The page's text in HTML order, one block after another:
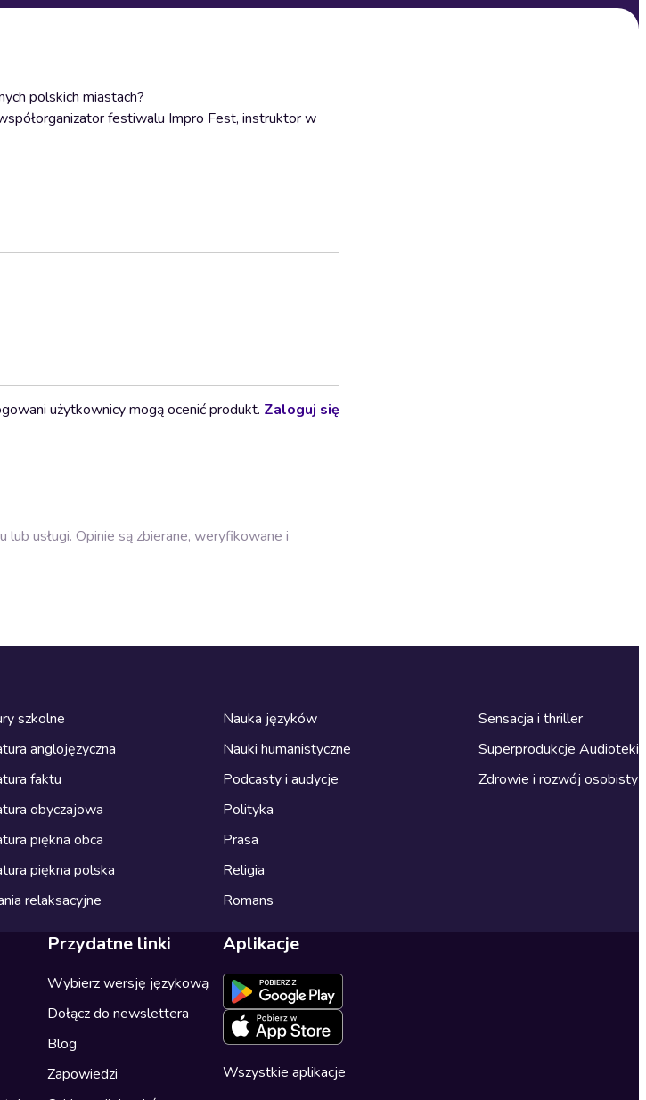
polskich miastach?
festiwalu Impro Fest, instruktor w
użytkownicy mogą ocenić produkt. Zaloguj się
usługi. Opinie są zbierane, weryfikowane i
szkolne
anglojęzyczna
faktu
obyczajowa
piękna obca
piękna polska
relaksacyjne
Nauka języków
Nauki humanistyczne
Podcasty i audycje
Polityka
Prasa
Religia
Romans
Sensacja i thriller
Superprodukcje Audioteki
Zdrowie i rozwój osobisty
Przydatne linki
Wybierz wersję językową
Dołącz do newslettera
Blog
Zapowiedzi
Aplikacje
Wszystkie aplikacje